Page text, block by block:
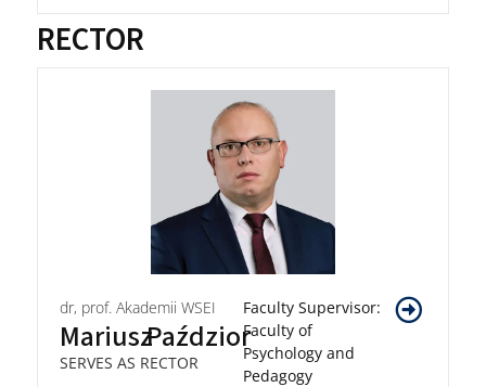
RECTOR
dr, prof. Akademii WSEI
MariuszPaździor
SERVES AS RECTOR
Faculty Supervisor:
Faculty of
Psychology and
Pedagogy